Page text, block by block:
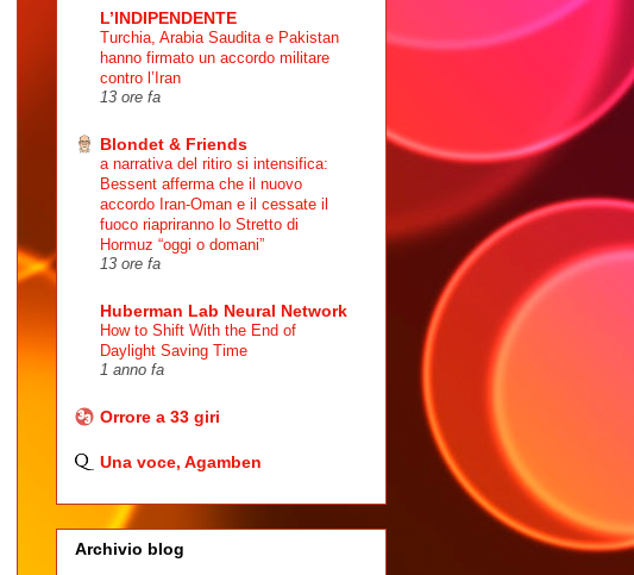
L’INDIPENDENTE
Turchia, Arabia Saudita e Pakistan
hanno firmato un accordo militare
contro l’Iran
13 ore fa
Blondet & Friends
a narrativa del ritiro si intensifica:
Bessent afferma che il nuovo
accordo Iran-Oman e il cessate il
fuoco riapriranno lo Stretto di
Hormuz “oggi o domani”
13 ore fa
Huberman Lab Neural Network
How to Shift With the End of
Daylight Saving Time
1 anno fa
Orrore a 33 giri
Una voce, Agamben
Archivio blog